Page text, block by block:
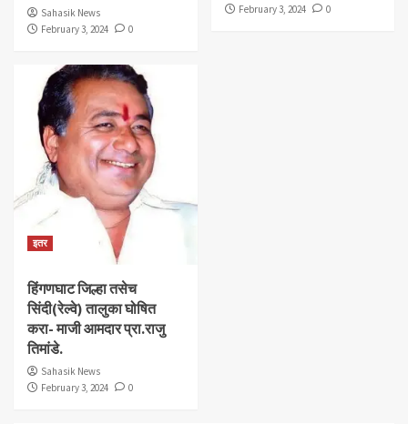
Sahasik News
February 3, 2024
0
February 3, 2024
0
इतर
हिंगणघाट जिल्हा तसेच
सिंदी(रेल्वे) तालुका घोषित
करा- माजी आमदार प्रा.राजु
तिमांडे.
Sahasik News
February 3, 2024
0